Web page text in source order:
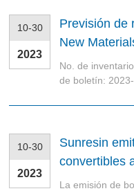
10-30
2023
Previsión de
New
No. de
de boletín:
10-30
2023
Sunresin
convertibles
La emisión de